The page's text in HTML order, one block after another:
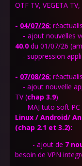
OTF TV, VEGETA
- 04/07/26:
- ajout nouvelles
40.0 du 01/07/26
- suppression appli
- 07/08/26:
- ajout nouvelle
TV (chap 3.9)
- MAJ tuto soft PC
Linux / Android/
(chap 2.1 et 3.2):
- ajout de 7
besoin de VPN